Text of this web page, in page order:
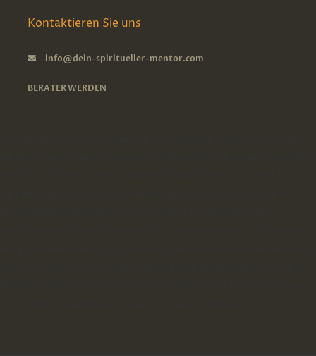
Kontaktieren Sie uns
info@dein-spiritueller-mentor.com
BERATER WERDEN